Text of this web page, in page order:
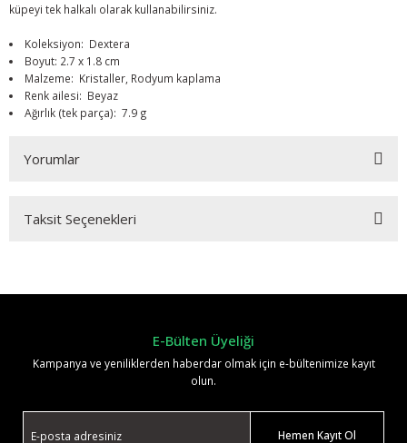
küpeyi tek halkalı olarak kullanabilirsiniz.
Koleksiyon: Dextera
Boyut: 2.7 x 1.8 cm
Malzeme: Kristaller, Rodyum kaplama
Renk ailesi: Beyaz
Ağırlık (tek parça): 7.9 g
Yorumlar
Taksit Seçenekleri
E-Bülten Üyeliği
Kampanya ve yeniliklerden haberdar olmak için e-bültenimize kayıt
olun.
Hemen Kayıt Ol